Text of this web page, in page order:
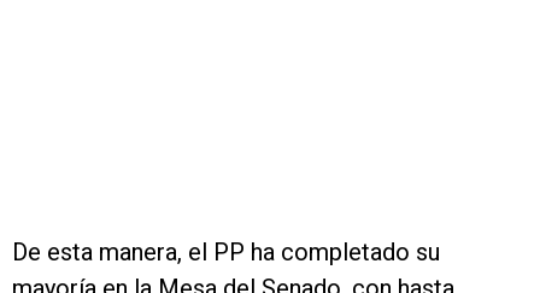
De esta manera, el PP ha completado su